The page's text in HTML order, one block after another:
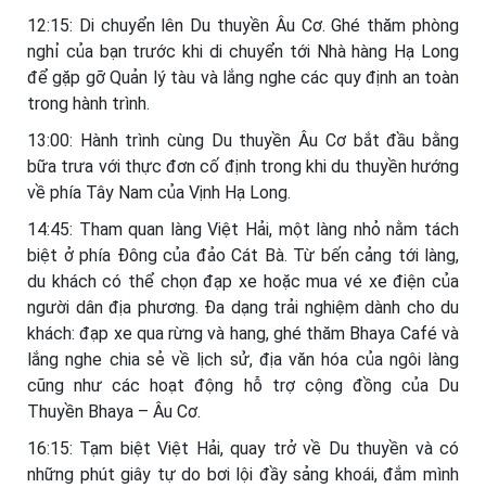
12:15: Di chuyển lên Du thuyền Âu Cơ. Ghé thăm phòng
nghỉ của bạn trước khi di chuyển tới Nhà hàng Hạ Long
để gặp gỡ Quản lý tàu và lắng nghe các quy định an toàn
trong hành trình.
13:00: Hành trình cùng Du thuyền Âu Cơ bắt đầu bằng
bữa trưa với thực đơn cố định trong khi du thuyền hướng
về phía Tây Nam của Vịnh Hạ Long.
14:45: Tham quan làng Việt Hải, một làng nhỏ nằm tách
biệt ở phía Đông của đảo Cát Bà. Từ bến cảng tới làng,
du khách có thể chọn đạp xe hoặc mua vé xe điện của
người dân địa phương. Đa dạng trải nghiệm dành cho du
khách: đạp xe qua rừng và hang, ghé thăm Bhaya Café và
lắng nghe chia sẻ về lịch sử, địa văn hóa của ngôi làng
cũng như các hoạt động hỗ trợ cộng đồng của Du
Thuyền Bhaya – Âu Cơ.
16:15: Tạm biệt Việt Hải, quay trở về Du thuyền và có
những phút giây tự do bơi lội đầy sảng khoái, đắm mình